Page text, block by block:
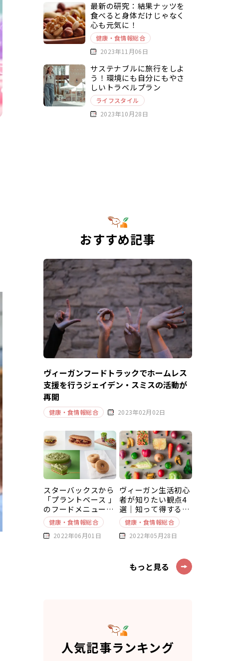
最新の研究：結果ナッツを
食べると身体だけじゃなく
心も元気に！
健康・食情報総合
2023年11月06日
サステナブルに旅行をしよ
う！環境にも自分にもやさ
しいトラベルプラン
ライフスタイル
2023年10月28日
おすすめ記事
ヴィーガンフードトラックでホームレス
支援を行うジェイデン・スミスの活動が
再開
健康・食情報総合 2023年02月02日
スターバックスから
「プラントベース 」
のフードメニューが
新発売
健康・食情報総合
2022年06月01日
ヴィーガン生活初心
者が知りたい観点4
選｜知って得する豆
知識～基本編～
健康・食情報総合
2022年05月28日
もっと見る
人気記事ランキング